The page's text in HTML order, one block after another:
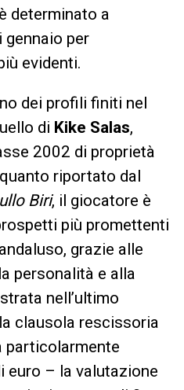
determinato a
per
evidenti.
dei profili finiti nel
di Kike Salas,
2002 di proprietà
riportato dal
Biri, il giocatore è
più promettenti
grazie alle
personalità e alla
nell’ultimo
clausola rescissoria
particolarmente
euro – la valutazione